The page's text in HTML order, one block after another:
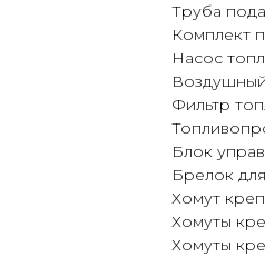
Труба
Комплект
Насос
Фильтр
Блок
Брелок
Хомут
Хомуты
Хомуты